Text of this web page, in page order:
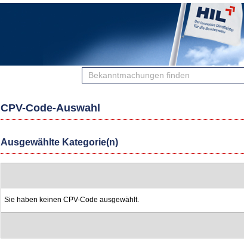
Bekanntmachungen
CPV-Code-Auswahl
Ausgewählte Kategorie(n)
Sie haben keinen CPV-Code ausgewählt.